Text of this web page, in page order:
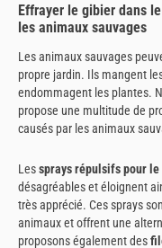
Effrayer le gibier dans
les animaux sauvages
Les animaux sauvages
propre jardin. Ils mangent
endommagent les plantes.
propose une multitude de
causés par les animaux
Lessprays répulsifs pour
désagréables et éloignent
très apprécié. Ces sprays
animaux et offrent une
proposons également des